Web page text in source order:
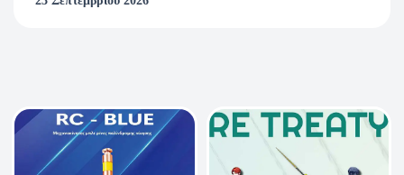
παρακολουθήσει τουλάχιστον το 80% του webinar.